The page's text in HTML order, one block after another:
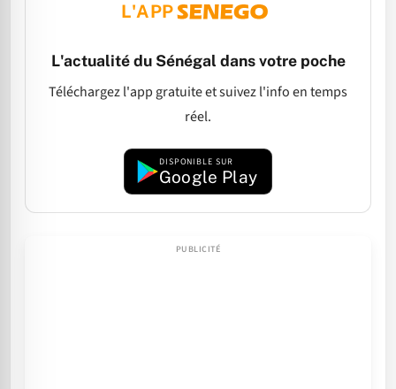
L'APP
L'actualité du Sénégal dans votre poche
Téléchargez l'app gratuite et suivez l'info en temps
réel.
DISPONIBLE SUR
Google Play